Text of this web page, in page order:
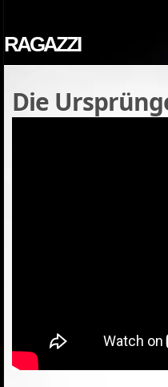
RAGAZZI
Die